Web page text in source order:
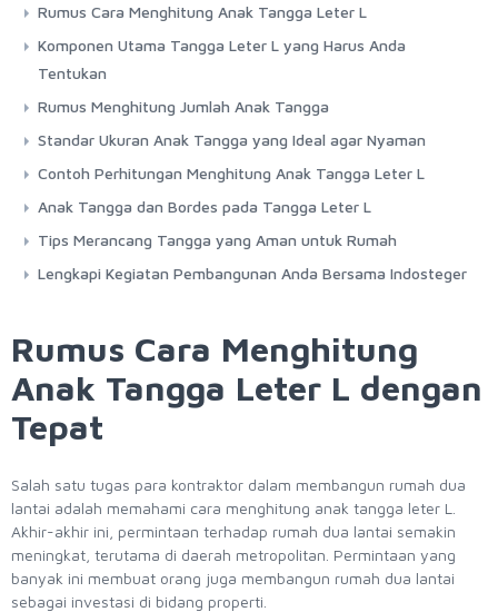
Rumus Cara Menghitung Anak Tangga Leter L
Komponen Utama Tangga Leter L yang Harus Anda
Tentukan
Rumus Menghitung Jumlah Anak Tangga
Standar Ukuran Anak Tangga yang Ideal agar Nyaman
Contoh Perhitungan Menghitung Anak Tangga Leter L
Anak Tangga dan Bordes pada Tangga Leter L
Tips Merancang Tangga yang Aman untuk Rumah
Lengkapi Kegiatan Pembangunan Anda Bersama Indosteger
Rumus Cara Menghitung
Anak Tangga Leter L dengan
Tepat
Salah satu tugas para kontraktor dalam membangun rumah dua
lantai adalah memahami cara menghitung anak tangga leter L.
Akhir-akhir ini, permintaan terhadap rumah dua lantai semakin
meningkat, terutama di daerah metropolitan. Permintaan yang
banyak ini membuat orang juga membangun rumah dua lantai
sebagai investasi di bidang properti.